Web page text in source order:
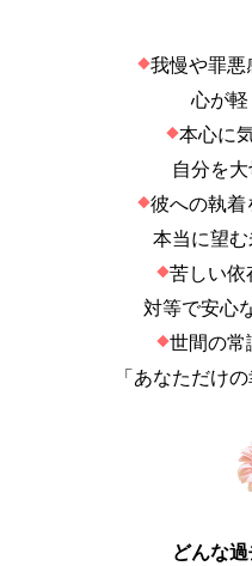
◆我慢や罪悪
心が
◆本心に
自分を
◆彼への執着
本当に望
◆苦しい依
対等で安心
◆世間の常
「あなただけ
どんな